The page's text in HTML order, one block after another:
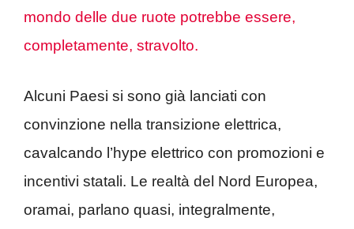
mondo delle due ruote potrebbe essere,
completamente, stravolto.
Alcuni Paesi si sono già lanciati con
convinzione nella transizione elettrica,
cavalcando l’hype elettrico con promozioni e
incentivi statali. Le realtà del Nord Europea,
oramai, parlano quasi, integralmente,